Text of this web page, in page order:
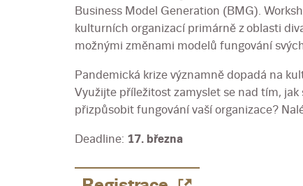
Business Model Generation (BMG).
kulturních organizací primárně z oblasti
možnými změnami modelů fungování
‍Pandemická krize významně dopadá na
Využijte příležitost zamyslet se nad tím,
přizpůsobit fungování vaší organizace?
Deadline: 17. března